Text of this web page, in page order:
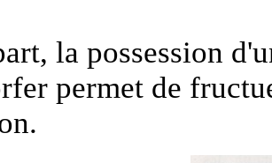
la possession
permet de